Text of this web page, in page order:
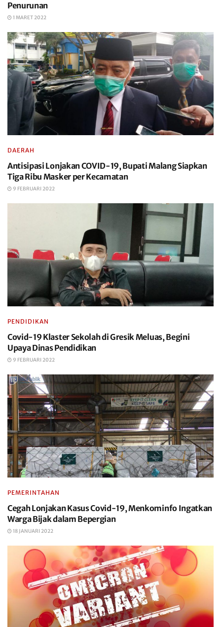
Penurunan
1 MARET 2022
DAERAH
Antisipasi Lonjakan COVID-19, Bupati Malang Siapkan
Tiga Ribu Masker per Kecamatan
9 FEBRUARI 2022
PENDIDIKAN
Covid-19 Klaster Sekolah di Gresik Meluas, Begini
Upaya Dinas Pendidikan
9 FEBRUARI 2022
PEMERINTAHAN
Cegah Lonjakan Kasus Covid-19, Menkominfo Ingatkan
Warga Bijak dalam Bepergian
18 JANUARI 2022